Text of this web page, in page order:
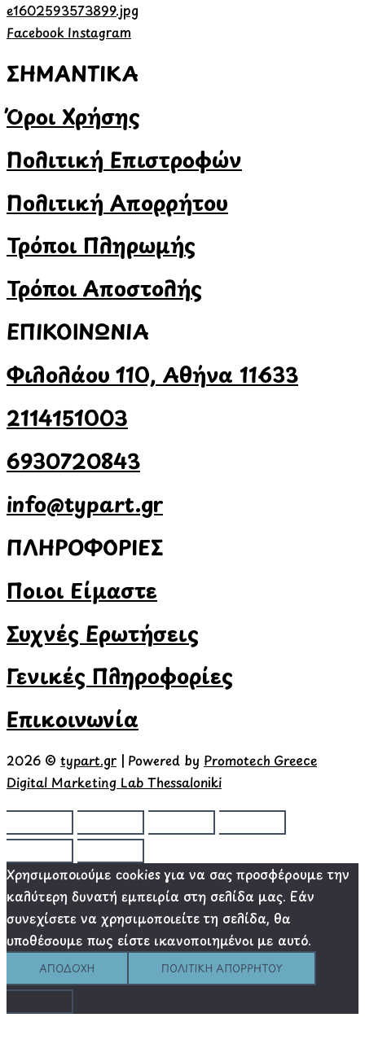
Facebook Instagram
ΣΗΜΑΝΤΙΚΑ
Όροι Χρήσης
Πολιτική Επιστροφών
Πολιτική Απορρήτου
Τρόποι Πληρωμής
Τρόποι Αποστολής
ΕΠΙΚΟΙΝΩΝΙΑ
Φιλολάου 110, Αθήνα 11633
2114151003
6930720843
info@typart.gr
ΠΛΗΡΟΦΟΡΙΕΣ
Ποιοι Είμαστε
Συχνές Ερωτήσεις
Γενικές Πληροφορίες
Επικοινωνία
2026 © typart.gr | Powered by Promotech Greece
Digital Marketing Lab Thessaloniki
Χρησιμοποιούμε cookies για να σας προσφέρουμε την
καλύτερη δυνατή εμπειρία στη σελίδα μας. Εάν
συνεχίσετε να χρησιμοποιείτε τη σελίδα, θα
υποθέσουμε πως είστε ικανοποιημένοι με αυτό.
ΑΠΟΔΟΧΉ ΠΟΛΙΤΙΚΉ ΑΠΟΡΡΉΤΟΥ